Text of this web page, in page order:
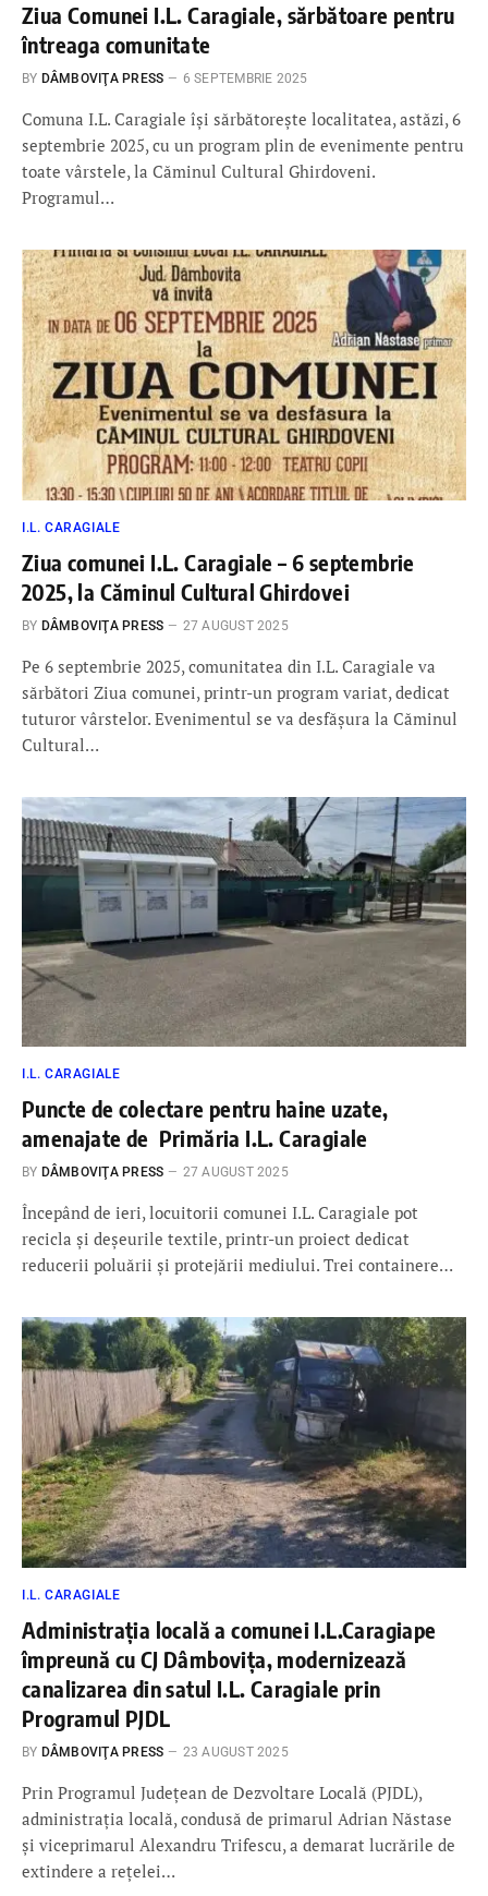
Ziua Comunei I.L. Caragiale, sărbătoare pentru
întreaga comunitate
BY DÂMBOVIŢA PRESS 6 SEPTEMBRIE 2025
Comuna I.L. Caragiale își sărbătorește localitatea, astăzi, 6
septembrie 2025, cu un program plin de evenimente pentru
toate vârstele, la Căminul Cultural Ghirdoveni.
Programul…
I.L. CARAGIALE
Ziua comunei I.L. Caragiale – 6 septembrie
2025, la Căminul Cultural Ghirdovei
BY DÂMBOVIŢA PRESS 27 AUGUST 2025
Pe 6 septembrie 2025, comunitatea din I.L. Caragiale va
sărbători Ziua comunei, printr-un program variat, dedicat
tuturor vârstelor. Evenimentul se va desfășura la Căminul
Cultural…
I.L. CARAGIALE
Puncte de colectare pentru haine uzate,
amenajate de Primăria I.L. Caragiale
BY DÂMBOVIŢA PRESS 27 AUGUST 2025
Începând de ieri, locuitorii comunei I.L. Caragiale pot
recicla și deșeurile textile, printr-un proiect dedicat
reducerii poluării și protejării mediului. Trei containere…
I.L. CARAGIALE
Administrația locală a comunei I.L.Caragiape
împreună cu CJ Dâmbovița, modernizează
canalizarea din satul I.L. Caragiale prin
Programul PJDL
BY DÂMBOVIŢA PRESS 23 AUGUST 2025
Prin Programul Județean de Dezvoltare Locală (PJDL),
administrația locală, condusă de primarul Adrian Năstase
și viceprimarul Alexandru Trifescu, a demarat lucrările de
extindere a rețelei…